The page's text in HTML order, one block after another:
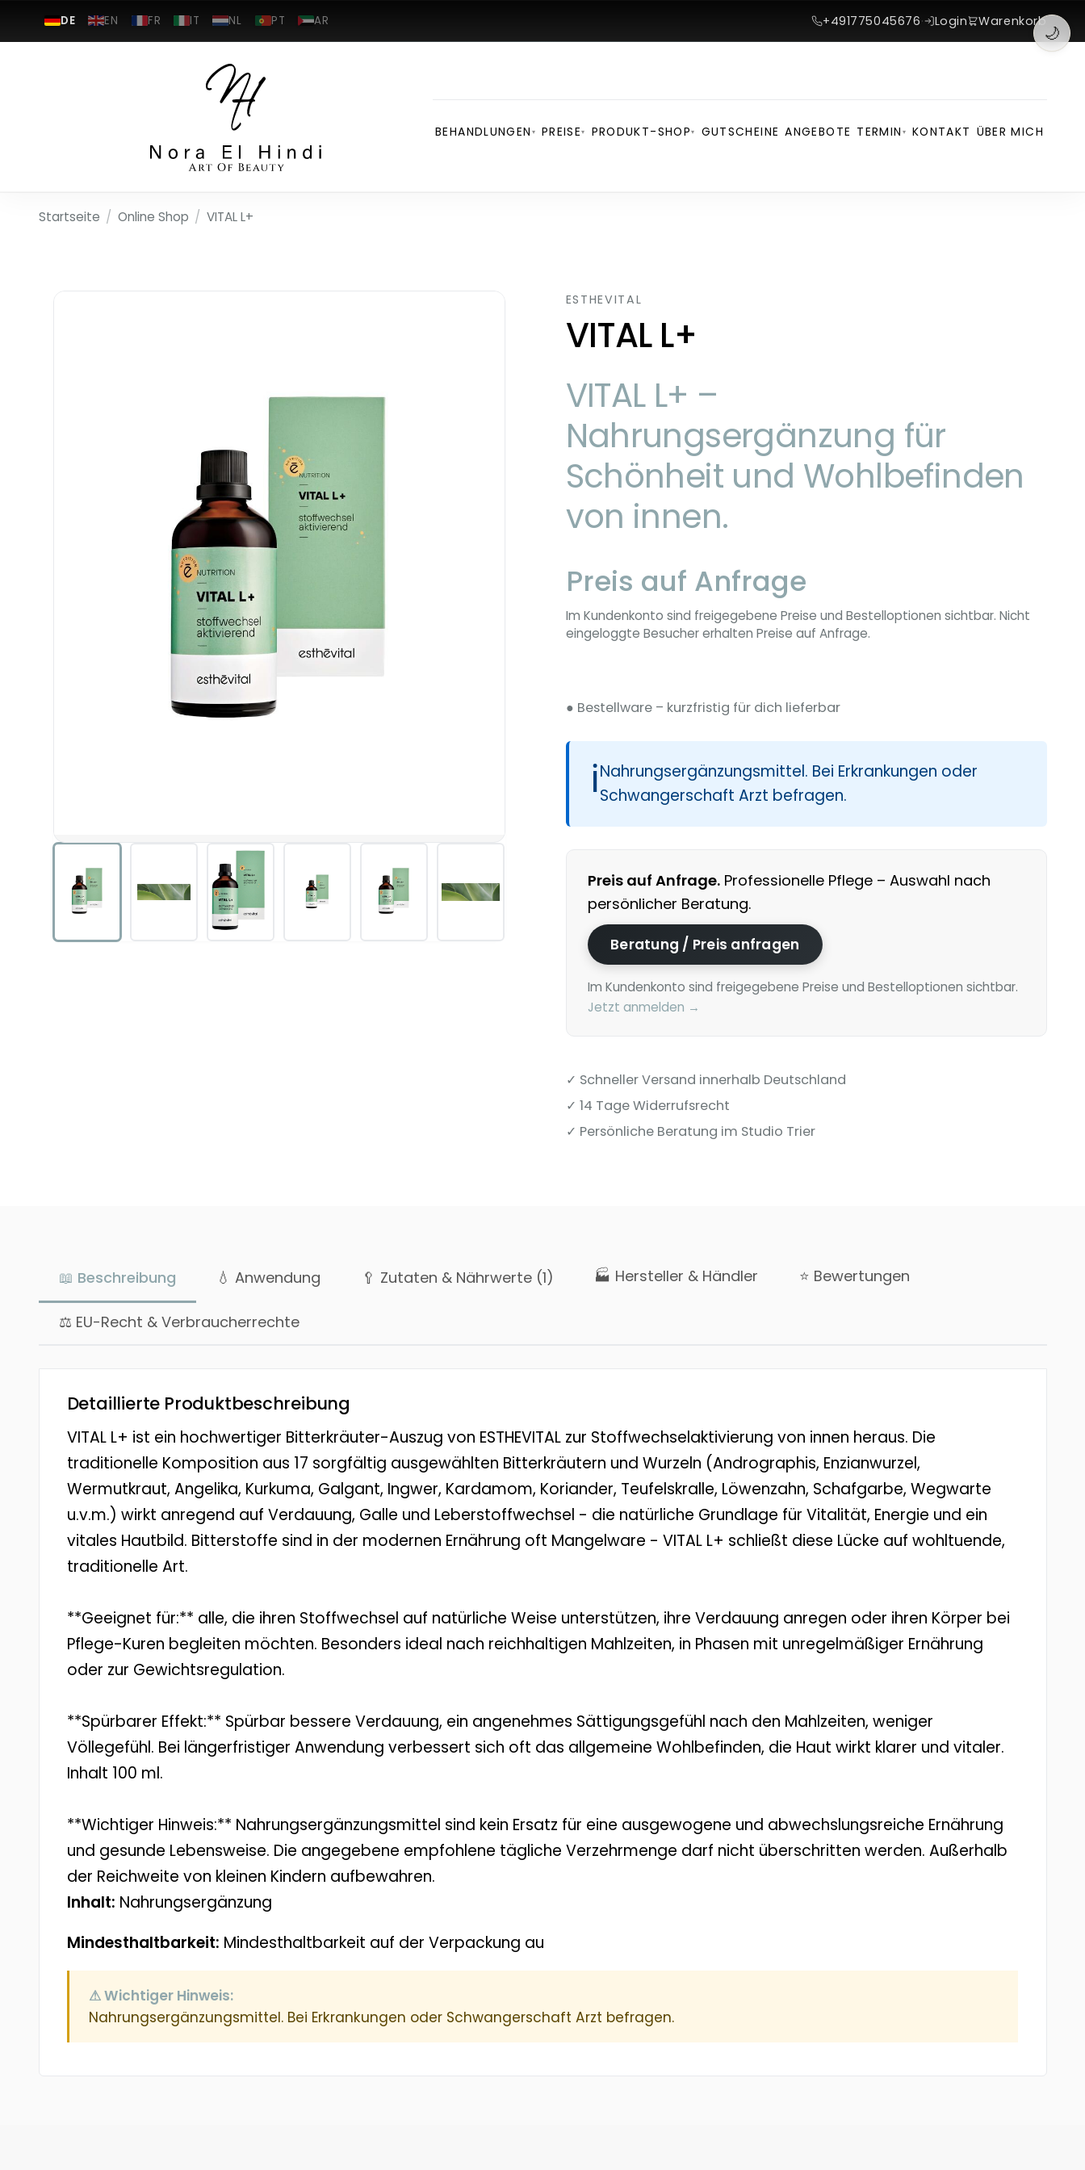
DE EN FR IT NL PT AR +491775045676· Login Warenkorb
BEHANDLUNGEN ▾ PREISE▾ PRODUKT-SHOP▾ GUTSCHEINE ANGEBOTE TERMIN ▾ KONTAKT ÜBER MICH
Startseite / Online Shop / VITAL L+
ESTHEVITAL
VITAL L+
VITAL L+ –
Nahrungsergänzung für
Schönheit und Wohlbefinden
von innen.
Preis auf Anfrage
Im Kundenkonto sind freigegebene Preise und Bestelloptionen sichtbar. Nicht
eingeloggte Besucher erhalten Preise auf Anfrage.
● Bestellware – kurzfristig für dich lieferbar
ℹNahrungsergänzungsmittel. Bei Erkrankungen oder
Schwangerschaft Arzt befragen.
Preis auf Anfrage. Professionelle Pflege – Auswahl nach
persönlicher Beratung.
Beratung / Preis anfragen
Im Kundenkonto sind freigegebene Preise und Bestelloptionen sichtbar.
Jetzt anmelden →
✓ Schneller Versand innerhalb Deutschland
✓ 14 Tage Widerrufsrecht
✓ Persönliche Beratung im Studio Trier
📖 Beschreibung 💧 Anwendung 🥄 Zutaten & Nährwerte (1) 🏭 Hersteller & Händler ⭐ Bewertungen
⚖ EU-Recht & Verbraucherrechte
Detaillierte Produktbeschreibung
VITAL L+ ist ein hochwertiger Bitterkräuter-Auszug von ESTHEVITAL zur Stoffwechselaktivierung von innen heraus. Die
traditionelle Komposition aus 17 sorgfältig ausgewählten Bitterkräutern und Wurzeln (Andrographis, Enzianwurzel,
Wermutkraut, Angelika, Kurkuma, Galgant, Ingwer, Kardamom, Koriander, Teufelskralle, Löwenzahn, Schafgarbe, Wegwarte
u.v.m.) wirkt anregend auf Verdauung, Galle und Leberstoffwechsel - die natürliche Grundlage für Vitalität, Energie und ein
vitales Hautbild. Bitterstoffe sind in der modernen Ernährung oft Mangelware - VITAL L+ schließt diese Lücke auf wohltuende,
traditionelle Art.
**Geeignet für:** alle, die ihren Stoffwechsel auf natürliche Weise unterstützen, ihre Verdauung anregen oder ihren Körper bei
Pflege-Kuren begleiten möchten. Besonders ideal nach reichhaltigen Mahlzeiten, in Phasen mit unregelmäßiger Ernährung
oder zur Gewichtsregulation.
**Spürbarer Effekt:** Spürbar bessere Verdauung, ein angenehmes Sättigungsgefühl nach den Mahlzeiten, weniger
Völlegefühl. Bei längerfristiger Anwendung verbessert sich oft das allgemeine Wohlbefinden, die Haut wirkt klarer und vitaler.
Inhalt 100 ml.
**Wichtiger Hinweis:** Nahrungsergänzungsmittel sind kein Ersatz für eine ausgewogene und abwechslungsreiche Ernährung
und gesunde Lebensweise. Die angegebene empfohlene tägliche Verzehrmenge darf nicht überschritten werden. Außerhalb
der Reichweite von kleinen Kindern aufbewahren.
Inhalt: Nahrungsergänzung
Mindesthaltbarkeit: Mindesthaltbarkeit auf der Verpackung au
⚠ Wichtiger Hinweis:
Nahrungsergänzungsmittel. Bei Erkrankungen oder Schwangerschaft Arzt befragen.
🌙